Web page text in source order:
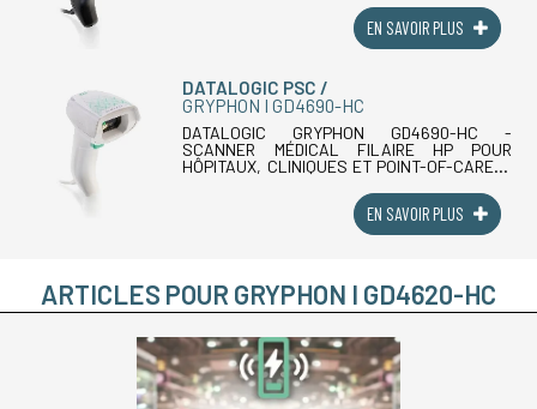
GD4620 est le modèle Haute Densité (HD) de
EN SAVOIR PLUS
DATALOGIC PSC
GRYPHON I GD4690-HC
DATALOGIC GRYPHON GD4690-HC -
SCANNER MÉDICAL FILAIRE HP POUR
HÔPITAUX, CLINIQUES ET POINT-OF-CARELe
GD4690-HC est le modèle Haute
Performance de la gamme Gryphon (...)
EN SAVOIR PLUS
ARTICLES POUR GRYPHON I GD4620-HC